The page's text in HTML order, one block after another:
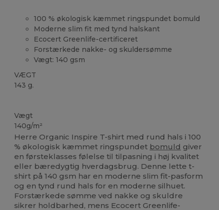
100 % økologisk kæmmet ringspundet bomuld
Moderne slim fit med tynd halskant
Ecocert Greenlife-certificeret
Forstærkede nakke- og skuldersømme
Vægt: 140 gsm
VÆGT
143 g.
Vægt
140g/m²
Herre Organic Inspire T-shirt med rund hals i 100
% økologisk kæmmet ringspundet bomuld giver
en førsteklasses følelse til tilpasning i høj kvalitet
eller bæredygtig hverdagsbrug. Denne lette t-
shirt på 140 gsm har en moderne slim fit-pasform
og en tynd rund hals for en moderne silhuet.
Forstærkede sømme ved nakke og skuldre
sikrer holdbarhed, mens Ecocert Greenlife-